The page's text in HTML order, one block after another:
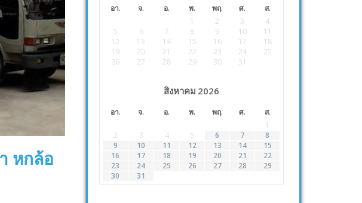
หกล้อ
อา. จ. อ. พ. พฤ. ศ.
ส.
1
2 3
4
5
6 7 8 9 10
11
12
13 14 15 16 17
18
19
20 21 22 23 24
25
26
27 28 29 30 31
สิงหาคม 2026
อา. จ. อ. พ. พฤ. ศ.
ส.
1
2
3 4 5 6 7
8
9
10 11 12 13 14
15
16
17 18 19 20 21
22
23
24 25 26 27 28
29
30
31